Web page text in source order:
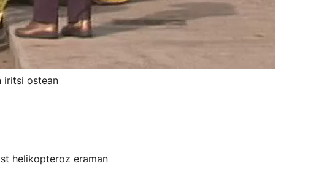
iritsi ostean
helikopteroz eraman